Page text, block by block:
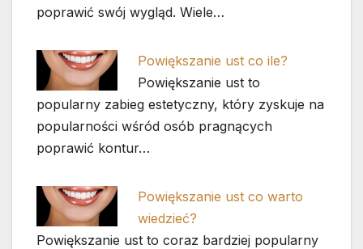
poprawić swój wygląd. Wiele…
Powiększanie ust co ile?
Powiększanie ust to
popularny zabieg estetyczny, który zyskuje na
popularności wśród osób pragnących
poprawić kontur…
Powiększanie ust co warto
wiedzieć?
Powiększanie ust to coraz bardziej popularny